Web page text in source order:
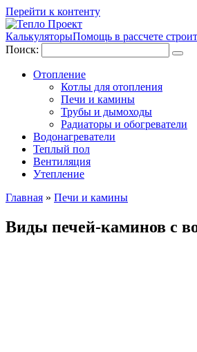
Перейти к контенту
КалькуляторыПомощь в рассчете
Поиск:
Отопление
Котлы для отопления
Печи и камины
Трубы и дымоходы
Радиаторы и обогреватели
Водонагреватели
Теплый пол
Вентиляция
Утепление
Главная » Печи и камины
Виды печей-каминов с